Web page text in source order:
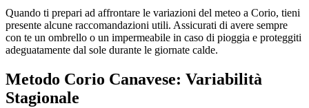
Quando ti prepari ad affrontare le variazioni del meteo a Corio, tieni
presente alcune raccomandazioni utili. Assicurati di avere sempre
con te un ombrello o un impermeabile in caso di pioggia e proteggiti
adeguatamente dal sole durante le giornate calde.
Metodo Corio Canavese: Variabilità
Stagionale